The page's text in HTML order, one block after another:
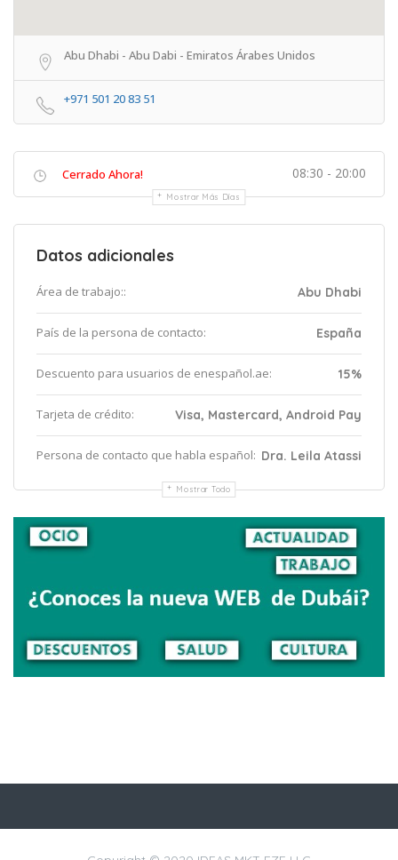
Abu Dhabi - Abu Dabi - Emiratos Árabes Unidos
+971 501 20 83 51
Cerrado Ahora! 08:30 - 20:00
Mostrar Más Días
Datos adicionales
Área de trabajo:: Abu Dhabi
País de la persona de contacto: España
Descuento para usuarios de enespañol.ae: 15%
Tarjeta de crédito: Visa, Mastercard, Android Pay
Persona de contacto que habla español: Dra. Leila Atassi
Mostrar Todo